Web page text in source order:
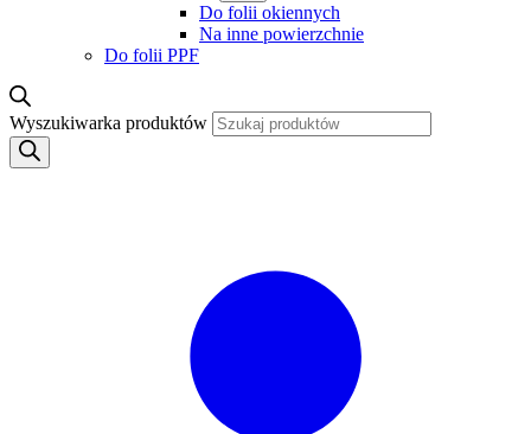
Do folii okiennych
Na inne powierzchnie
Do folii PPF
Wyszukiwarka produktów